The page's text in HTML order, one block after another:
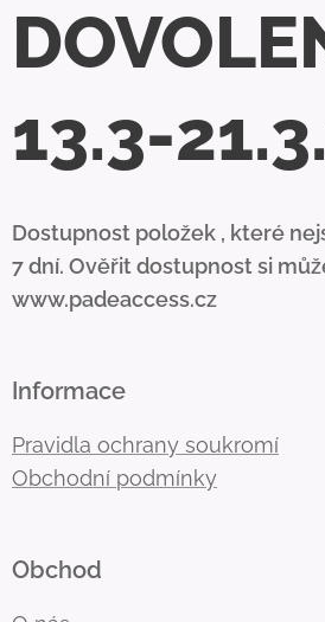
13.3-
Dostupnost položek , které
7 dní. Ověřit dostupnost si
www.padeaccess.cz
Informace
Pravidla ochrany soukromí
Obchodní podmínky
Obchod